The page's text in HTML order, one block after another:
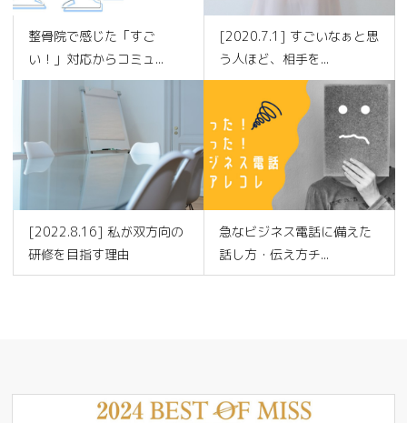
整骨院で感じた「すご
い！」対応からコミュ...
[2020.7.1] すごいなぁと思
う人ほど、相手を...
[2022.8.16] 私が双方向の
研修を目指す理由
急なビジネス電話に備えた
話し方・伝え方チ...